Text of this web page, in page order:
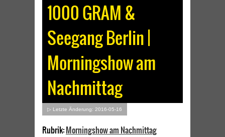
1000 GRAM &
Seegang Berlin |
Morningshow am
Nachmittag
▷ Letzte Änderung: 2016-05-16
Rubrik:Morningshow am Nachmittag